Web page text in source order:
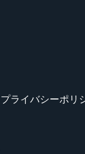
プライバシーポリ